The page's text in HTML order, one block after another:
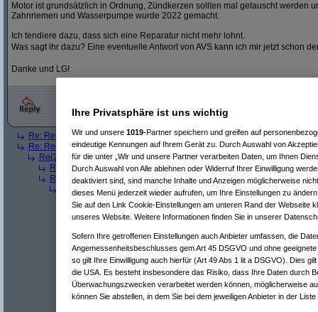
Motor ist grundsätzlich in Ordnung, Zündkerzen sollten mal getauscht werden
Zahnriemen und Wasserpumpe wurde 2022 gemacht.
Ich tendiere dazu, dass sich eine Reparatur nicht mehr lohnt.
Was sagt ihr dazu? Eine eventuelle Antwort von AVS kann ich mir jetzt schon
Danke und LG!
Re: Reparieren oder wie loswerden? (Paulas_Papaam 26.06.2024,
Re: Reparieren oder wie loswerden?
( AVS_reloadedam 27.06.2024,
Re(2): Reparieren oder wie loswerden?
(Nomade1am 27.06.2024,
Re(3): Reparieren oder wie loswerden? (TheTrumpeteram
Re(3): Reparieren oder wie loswerden?
(AVS_reloadedam
Re(4): Reparieren oder wie loswerden?(TheTrumpeteram
Re(5): Reparieren oder wie loswerden?
zytec
am
Re(6): Reparieren oder wie loswerden?( Paulas_Papaam
Re(6): Reparieren oder wie loswerden?(TheTrumpeteram
Re(7): Reparieren oder wie loswerden?
namor1
am
Re(7): Reparieren oder wie loswerden?
am
Re(8): Reparieren oder wie loswerden?( TheTrumpeter
Re(9): Reparieren oder wie loswerden?(zero7am
Re(10): Reparieren oder wie loswerden?(
Re(11): Reparieren oder wie loswerden?(
Re(12): Reparieren oder wie loswerden?
(
Ihre Privatsphäre ist uns wichtig
Wir und unsere 1019-Partner speichern und greifen auf
eindeutige Kennungen auf Ihrem Gerät zu. Durch Auswahl von
für die unter „Wir und unsere Partner verarbeiten Daten, um Ihnen
Durch Auswahl von Alle ablehnen oder Widerruf Ihrer Einwilligung
deaktiviert sind, sind manche Inhalte und Anzeigen möglicherweise
dieses Menü jederzeit wieder aufrufen, um Ihre Einstellungen zu
Sie auf den Link Cookie-Einstellungen am unteren Rand der Webseite
unseres Website. Weitere Informationen finden Sie in unserer
Sofern Ihre getroffenen Einstellungen auch Anbieter umfassen, die
Angemessenheitsbeschlusses gem Art 45 DSGVO und ohne
so gilt Ihre Einwilligung auch hierfür (Art 49 Abs 1 lit a DSGVO). Dies
die USA. Es besteht insbesondere das Risiko, dass Ihre Daten durch
Überwachungszwecken verarbeitet werden können, möglicherweise
können Sie abstellen, in dem Sie bei dem jeweiligen Anbieter in der